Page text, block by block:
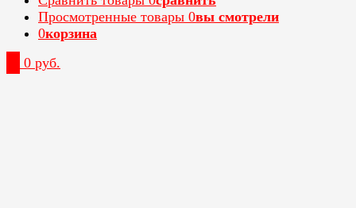
Просмотренные товары 0вы смотрели
0корзина
0 руб.